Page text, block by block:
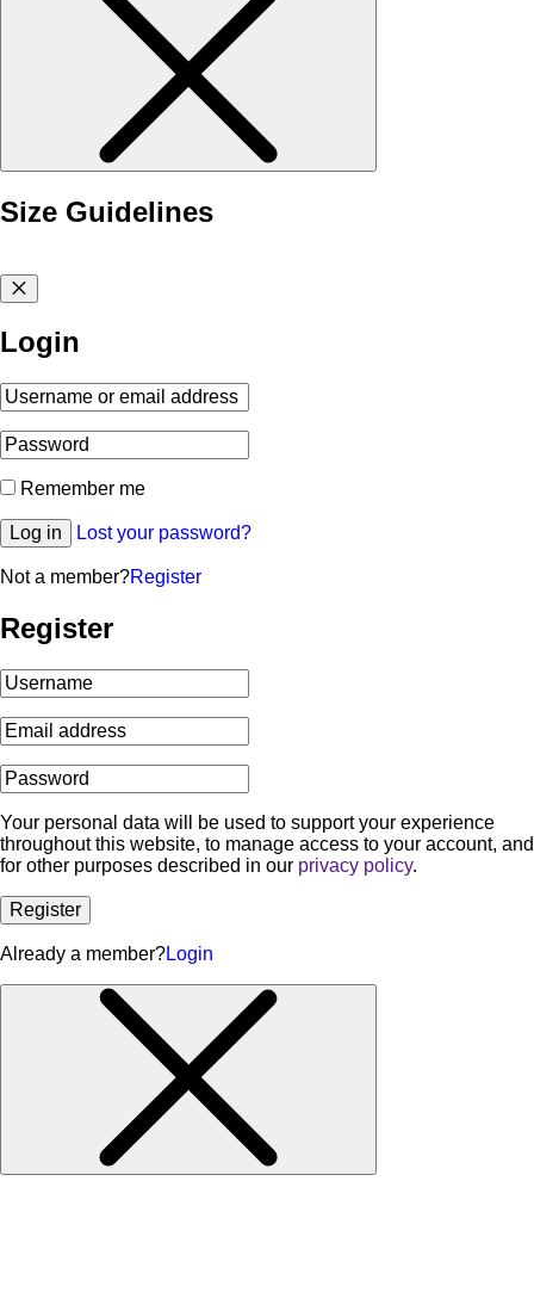
Size Guidelines
Login
Remember me
Log in Lost your password?
Not a member?Register
Register
Your personal data will be used to support your experience
throughout this website, to manage access to your account, and
for other purposes described in our privacy policy.
Register
Already a member?Login